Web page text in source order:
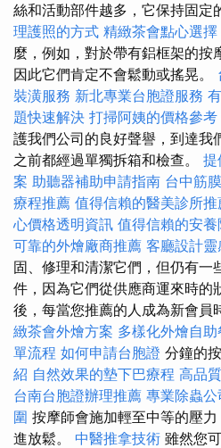
絲和活動部件越多，它保持固
理護照的方式 精緻茶會點心選擇
麼，例如，對於帶有鋁框架的按
因此它們肯定不會鬆動或搖晃。
裝潢服務 新北專業台胞證服務
題快速解決 打掃阿姨的價格參考
護我們公司的良好聲譽，到達我
之前都經過單獨拆箱和檢查。 提
案 助聽器補助申請指南 台中筋
療程推薦 值得信賴的醫美診所推
心價格透明資訊 值得信賴的安
可靠的外燴廠商推薦 客廳設計
固、修理和清潔它們，但仍有一
件，因為它們從供應商運來時的
後，每當您推薦的人成為新會員
緻茶會外燴方案 多樣化外燴自
單流程 如何申請台胞證 分鐘的
紹 自然效果的墊下巴療程 高品
台南台胞證辦理推薦 專業除蟲公
圍 按摩師會施加輕至中等的壓
進放鬆。 中醫推拿技術 雖然您